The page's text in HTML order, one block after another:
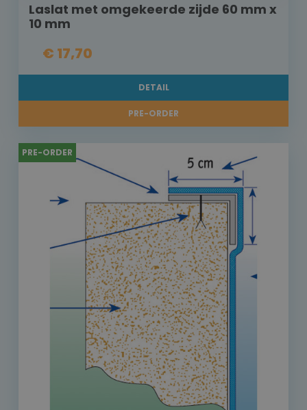
Laslat met omgekeerde zijde 60 mm x
10 mm
€ 17,70
DETAIL
PRE-ORDER
PRE-ORDER